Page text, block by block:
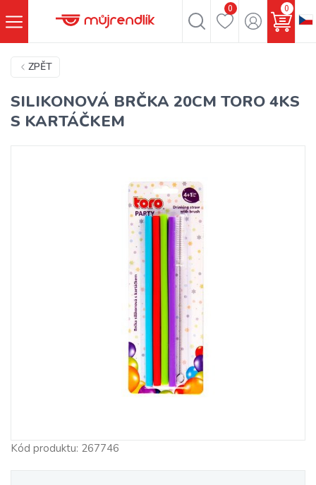
0 0
ZPĚT
SILIKONOVÁ BRČKA 20CM TORO 4KS
S KARTÁČKEM
Kód produktu: 267746